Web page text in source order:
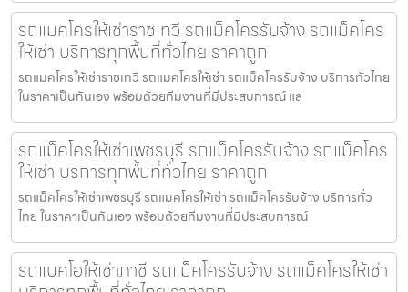
รถแมคโครให้เช่าราชเทวี รถแม็คโครรับจ้าง รถแม็คโคร
ให้เช่า บริการทุกพื้นที่ทั่วไทย ราคาถูก
รถแมคโครให้เช่าราชเทวี รถแมคโครให้เช่า รถแม็คโครรับจ้าง บริการทั่วไทย
ในราคาเป็นกันเอง พร้อมด้วยทีมงานที่มีประสบการณ์ แล
รถแม็คโครให้เช่าเพชรบุรี รถแม็คโครรับจ้าง รถแม็คโคร
ให้เช่า บริการทุกพื้นที่ทั่วไทย ราคาถูก
รถแม็คโครให้เช่าเพชรบุรี รถแมคโครให้เช่า รถแม็คโครรับจ้าง บริการทั่ว
ไทย ในราคาเป็นกันเอง พร้อมด้วยทีมงานที่มีประสบการณ์
รถแบคโฮให้เช่าภาชี รถแม็คโครรับจ้าง รถแม็คโครให้เช่า